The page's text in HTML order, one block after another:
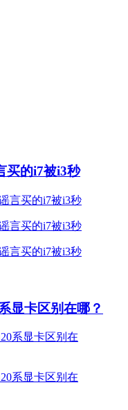
买的i7被i3秒
显卡区别在哪？